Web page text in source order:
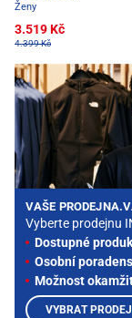
Ženy
3.519 Kč
4.399 Kč
VAŠE
Vyberte prodejnu
Dostupné
Osobní
Možnost